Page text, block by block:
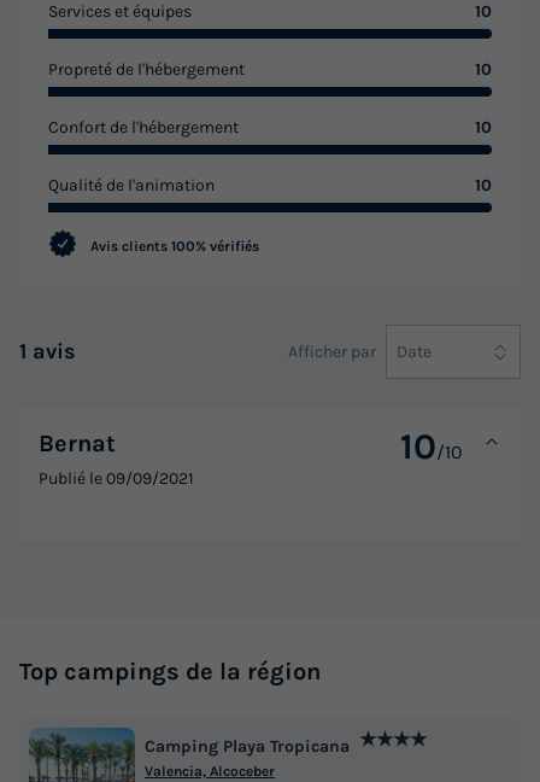
Services et équipes 10
Propreté de l'hébergement 10
Confort de l'hébergement 10
Qualité de l'animation 10
Avis clients 100% vérifiés
1 avis Afficher par Date
Bernat 10/10
Publié le09/09/2021
Top campings de la région
Camping Playa Tropicana ★★★★
Valencia, Alcoceber